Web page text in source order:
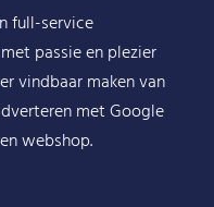
full-service
passie en plezier
vindbaar maken van
met Google
webshop.